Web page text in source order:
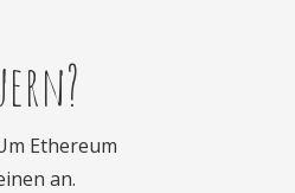
Ethereum
an.